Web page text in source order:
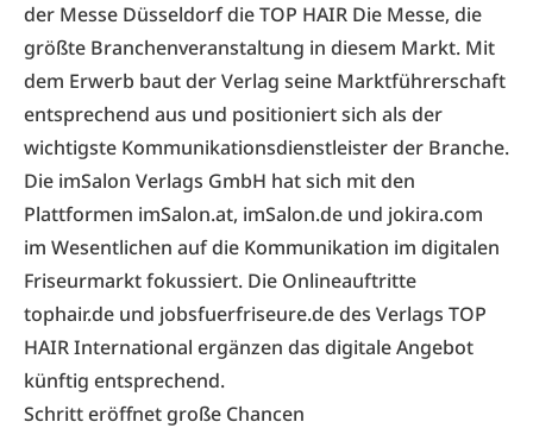
der Messe Düsseldorf die TOP HAIR Die Messe, die
größte Branchenveranstaltung in diesem Markt. Mit
dem Erwerb baut der Verlag seine Marktführerschaft
entsprechend aus und positioniert sich als der
wichtigste Kommunikationsdienstleister der Branche.
Die imSalon Verlags GmbH hat sich mit den
Plattformen imSalon.at, imSalon.de und jokira.com
im Wesentlichen auf die Kommunikation im digitalen
Friseurmarkt fokussiert. Die Onlineauftritte
tophair.de und jobsfuerfriseure.dedes Verlags TOP
HAIR International ergänzen das digitale Angebot
künftig entsprechend.
Schritt eröffnet große Chancen